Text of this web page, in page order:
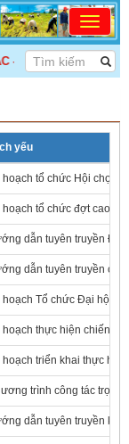
PHÁT TRIỂN! >>>
yếu
hoạch tổ chức Hội chợ
hoạch tổ chức đợt cao
dẫn tuyên truyền Đại
dẫn tuyên truyền
hoạch Tổ chức Đại hội
hoạch thực hiện chiến
hoạch triển khai thực
trình công tác trọng
dẫn tuyên truyền kỷ